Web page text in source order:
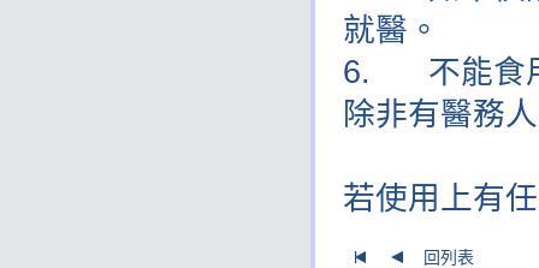
就醫。
6. 不能食用
除非有醫務
若使用上有
回列表